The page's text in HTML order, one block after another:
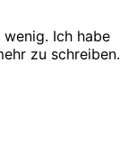
Ich habe
zu schreiben.